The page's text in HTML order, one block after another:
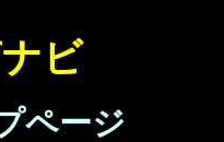
ビ
ページ